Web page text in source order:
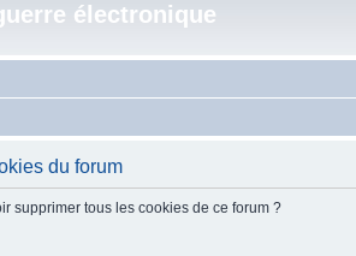
électronique
du forum
supprimer tous les cookies de ce forum ?